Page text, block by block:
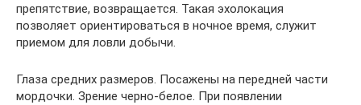
препятствие, возвращается. Такая эхолокация
позволяет ориентироваться в ночное время, служит
приемом для ловли добычи.
Глаза средних размеров. Посажены на передней части
мордочки. Зрение черно-белое. При появлении